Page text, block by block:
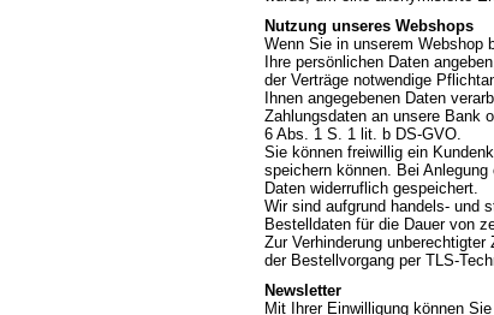
Nutzung unseres Webshops
Wenn Sie in unserem Webshop
Ihre persönlichen Daten
der Verträge notwendige
Ihnen angegebenen Daten
Zahlungsdaten an unsere Bank
6 Abs. 1 S. 1 lit. b DS-GVO.
Sie können freiwillig ein
speichern können. Bei Anlegung
Daten widerruflich gespeichert.
Wir sind aufgrund handels- und
Bestelldaten für die Dauer von
Zur Verhinderung
der Bestellvorgang per TLS-
Newsletter
Mit Ihrer Einwilligung können